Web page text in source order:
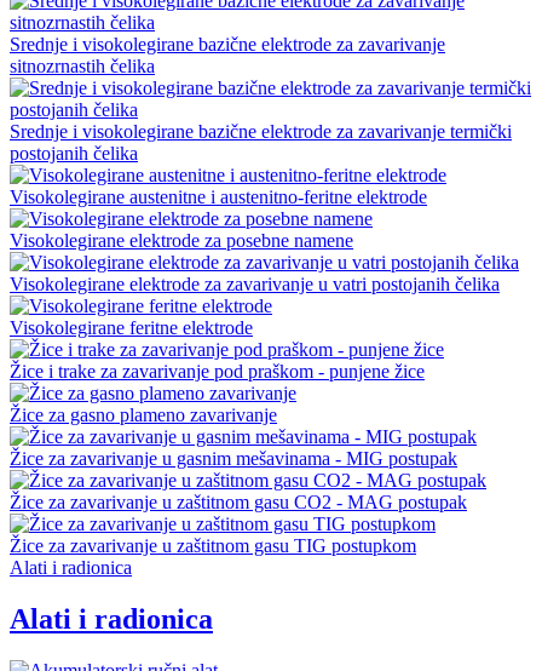
Srednje i visokolegirane bazične elektrode za zavarivanje
sitnozrnastih čelika
Srednje i visokolegirane bazične elektrode za zavarivanje termički
postojanih čelika
Visokolegirane austenitne i austenitno-feritne elektrode
Visokolegirane elektrode za posebne namene
Visokolegirane elektrode za zavarivanje u vatri postojanih čelika
Visokolegirane feritne elektrode
Žice i trake za zavarivanje pod praškom - punjene žice
Žice za gasno plameno zavarivanje
Žice za zavarivanje u gasnim mešavinama - MIG postupak
Žice za zavarivanje u zaštitnom gasu CO2 - MAG postupak
Žice za zavarivanje u zaštitnom gasu TIG postupkom
Alati i radionica
Alati i radionica